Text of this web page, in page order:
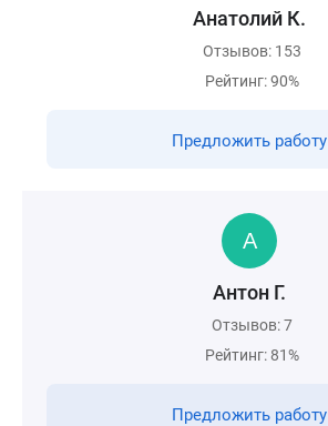
Анатолий К.
Отзывов: 153
Рейтинг: 90%
Предложить работу
Антон Г.
Отзывов: 7
Рейтинг: 81%
Предложить работу